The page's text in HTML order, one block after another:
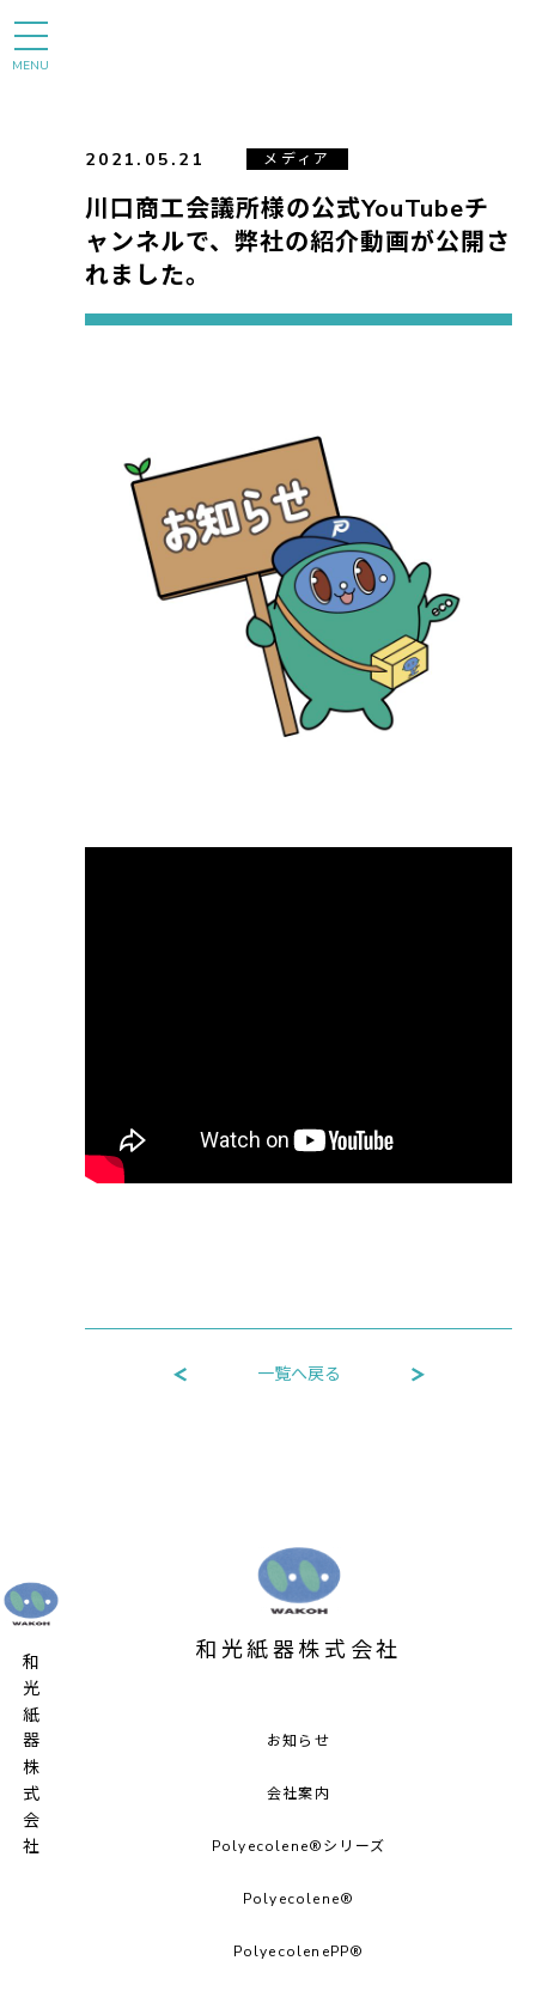
MENU
和光紙器株式会社
2021.05.21 メディア
川口商工会議所様の公式YouTubeチ
ャンネルで、弊社の紹介動画が公開さ
れました。
一覧へ戻る
和光紙器株式会社
お知らせ
会社案内
Polyecolene®シリーズ
Polyecolene®︎
PolyecolenePP®︎